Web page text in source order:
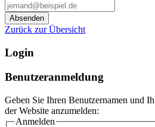
Zurück zur Übersicht
Login
Benutzeranmeldung
Geben Sie Ihren Benutzernamen und
der Website anzumelden:
Anmelden